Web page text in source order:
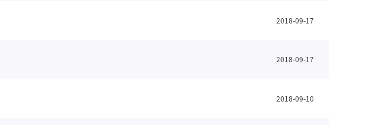
2018-09-17
2018-09-17
2018-09-10